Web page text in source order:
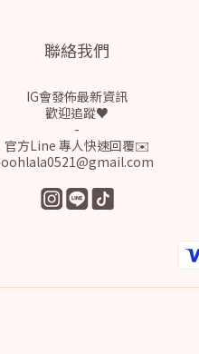
聯絡我們
IG會發佈最新資訊
歡迎追蹤♥
-
官方Line 專人快速回覆✉️
oohlala0521@gmail.com